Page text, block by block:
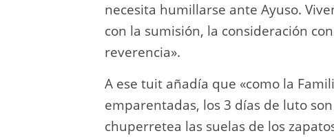
necesita humillarse ante Ayuso.
con la sumisión, la consideración
reverencia».
A ese tuit añadía que «como la
emparentadas, los 3 días de luto
chuperretea las suelas de los